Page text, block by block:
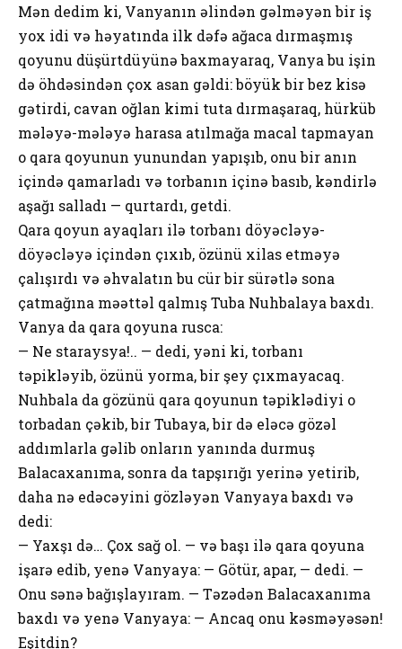
Mən dedim ki, Vanyanın əlindən gəlməyən bir iş
yox idi və həyatında ilk dəfə ağaca dırmaşmış
qoyunu düşürtdüyünə baxmayaraq, Vanya bu işin
də öhdəsindən çox asan gəldi: böyük bir bez kisə
gətirdi, cavan oğlan kimi tuta dırmaşaraq, hürküb
mələyə-mələyə harasa atılmağa macal tapmayan
o qara qoyunun yunundan yapışıb, onu bir anın
içində qamarladı və torbanın içinə basıb, kəndirlə
aşağı salladı — qurtardı, getdi.
Qara qoyun ayaqları ilə torbanı döyəcləyə-
döyəcləyə içindən çıxıb, özünü xilas etməyə
çalışırdı və əhvalatın bu cür bir sürətlə sona
çatmağına məəttəl qalmış Tuba Nuhbalaya baxdı.
Vanya da qara qoyuna rusca:
— Ne staraysya!.. — dedi, yəni ki, torbanı
təpikləyib, özünü yorma, bir şey çıxmayacaq.
Nuhbala da gözünü qara qoyunun təpiklədiyi o
torbadan çəkib, bir Tubaya, bir də eləcə gözəl
addımlarla gəlib onların yanında durmuş
Balacaxanıma, sonra da tapşırığı yerinə yetirib,
daha nə edəcəyini gözləyən Vanyaya baxdı və
dedi:
— Yaxşı də… Çox sağ ol. — və başı ilə qara qoyuna
işarə edib, yenə Vanyaya: — Götür, apar, — dedi. —
Onu sənə bağışlayıram. — Təzədən Balacaxanıma
baxdı və yenə Vanyaya: — Ancaq onu kəsməyəsən!
Eşitdin?